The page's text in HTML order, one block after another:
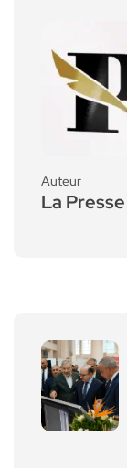
Auteur
La Presse